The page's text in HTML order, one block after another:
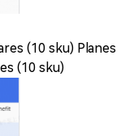
(10 sku) Planes
(10 sku)